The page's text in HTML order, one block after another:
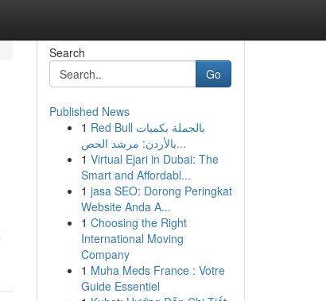
Search
Go
Published News
1 Red Bull بالجملة بكميات
بالأردن: مرشد الحص...
1 Virtual Ejari in Dubai: The
Smart and Affordabl...
1 jasa SEO: Dorong Peringkat
Website Anda A...
1 Choosing the Right
International Moving
Company
1 Muha Meds France : Votre
Guide Essentiel